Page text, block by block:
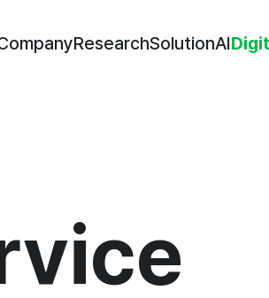
ResearchSolutionAI